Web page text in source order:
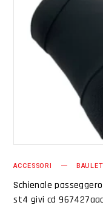
ACCESSORI
Schienale
st4 givi cd